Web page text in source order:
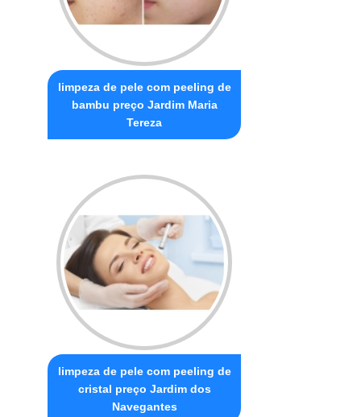
limpeza de pele com peeling de
bambu preço Jardim Maria
Tereza
limpeza de pele com peeling de
cristal preço Jardim dos
Navegantes